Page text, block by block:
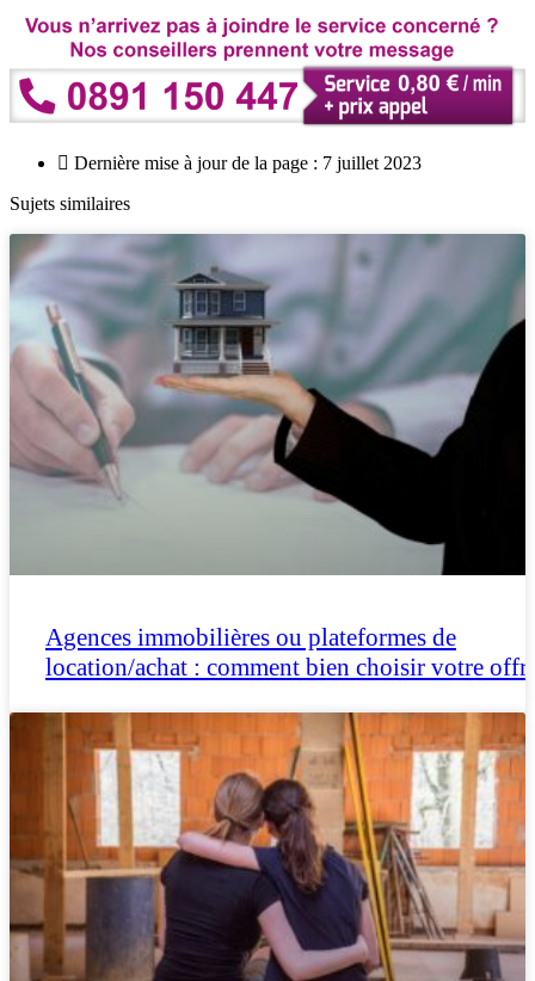
Dernière mise à jour de la page : 7 juillet 2023
Sujets similaires
Agences immobilières ou plateformes de
location/achat : comment bien choisir votre